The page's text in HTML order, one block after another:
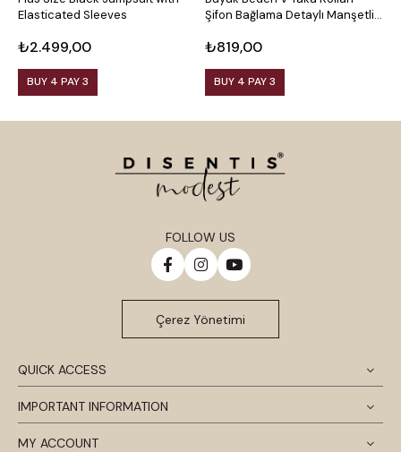
Elasticated Sleeves
₺2.499,00
BUY 4 PAY 3
Şifon Bağlama Detaylı Manşetli
₺819,00
BUY 4 PAY 3
QUICK ACCESS
IMPORTANT INFORMATION
MY ACCOUNT
FOLLOW US
Çerez Yönetimi